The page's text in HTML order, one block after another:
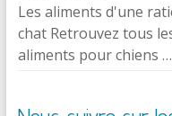
Les aliments d'une
chat Retrouvez tous
aliments pour chiens …